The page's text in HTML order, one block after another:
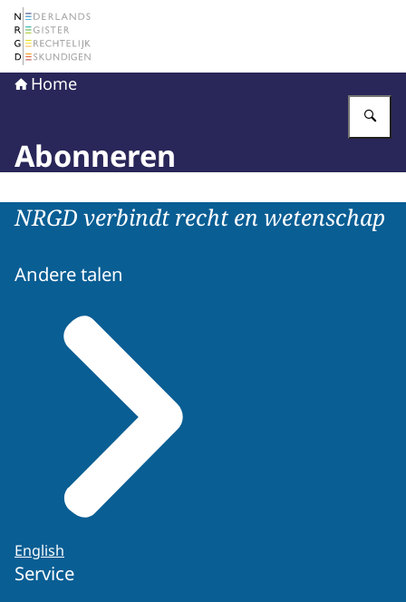
Naar de homepage van Nederlands Register
Home
Abonneren
NRGD verbindt recht en wetenschap
Andere talen
English
Service